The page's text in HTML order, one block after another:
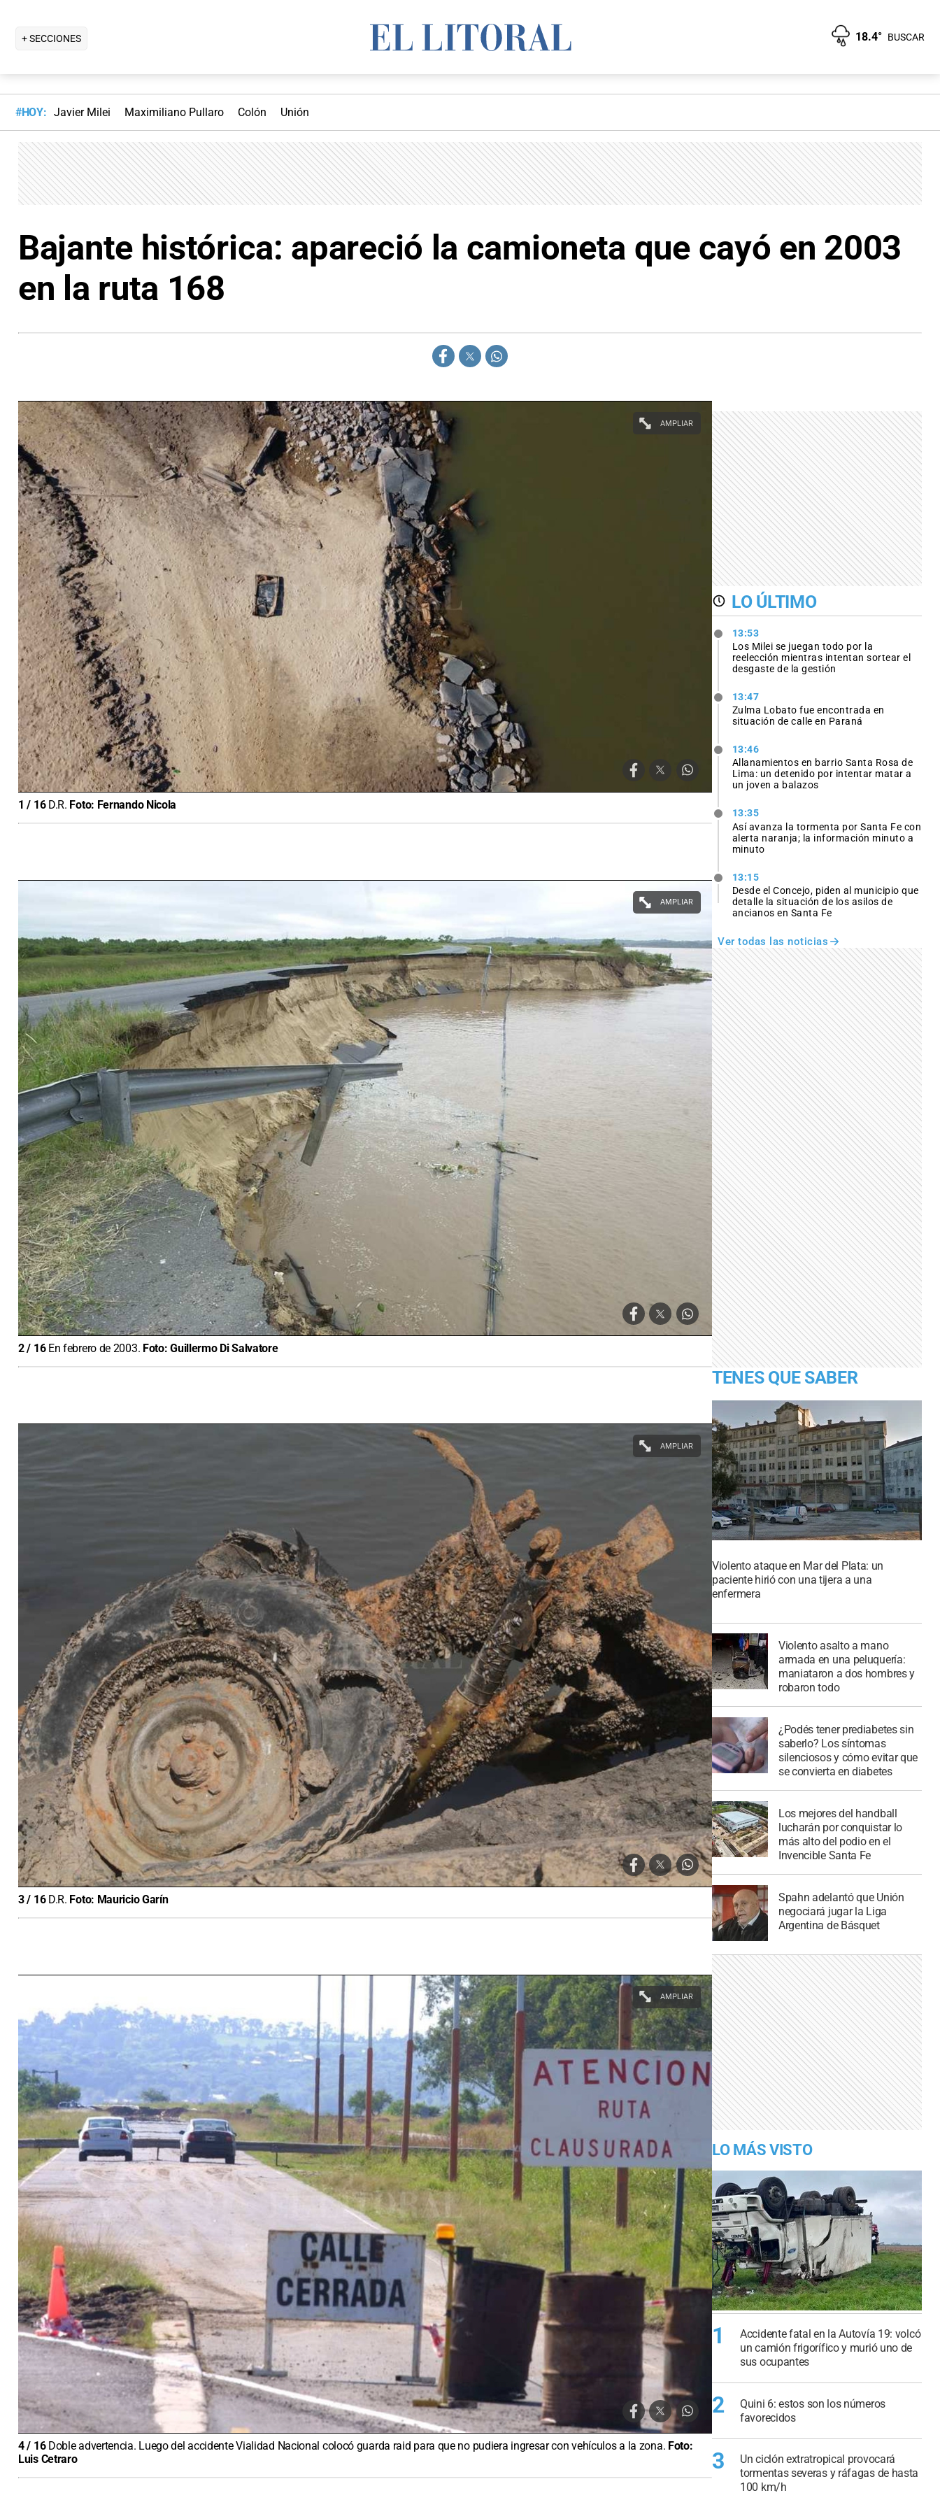
+ SECCIONES 18.4° BUSCAR
#HOY: Javier Milei Maximiliano Pullaro Colón Unión
Bajante histórica: apareció la camioneta que cayó en 2003
en la ruta 168
AMPLIAR
1 / 16 D.R. Foto: Fernando Nicola
AMPLIAR
2/ 16 En febrero de 2003. Foto:Guillermo Di Salvatore
AMPLIAR
3/ 16 D.R. Foto: Mauricio Garín
AMPLIAR
4/ 16 Doble advertencia. Luego del accidente Vialidad Nacional colocó guarda raid para que no pudiera ingresar con vehículos a la zona. Foto:
Luis Cetraro
LO ÚLTIMO
13:53
Los Milei se juegan todo por la
reelección mientras intentan sortear el
desgaste de la gestión
13:47
Zulma Lobato fue encontrada en
situación de calle en Paraná
13:46
Allanamientos en barrio Santa Rosa de
Lima: un detenido por intentar matar a
un joven a balazos
13:35
Así avanza la tormenta por Santa Fe con
alerta naranja; la información minuto a
minuto
13:15
Desde el Concejo, piden al municipio que
detalle la situación de los asilos de
ancianos en Santa Fe
Ver todas las noticias
TENES QUE SABER
Violento ataque en Mar del Plata: un
paciente hirió con una tijera a una
enfermera
Violento asalto a mano
armada en una peluquería:
maniataron a dos hombres y
robaron todo
¿Podés tener prediabetes sin
saberlo? Los síntomas
silenciosos y cómo evitar que
se convierta en diabetes
Los mejores del handball
lucharán por conquistar lo
más alto del podio en el
Invencible Santa Fe
Spahn adelantó que Unión
negociará jugar la Liga
Argentina de Básquet
LO MÁS VISTO
1
Accidente fatal en la Autovía 19: volcó
un camión frigorífico y murió uno de
sus ocupantes
2
Quini 6: estos son los números
favorecidos
3
Un ciclón extratropical provocará
tormentas severas y ráfagas de hasta
100 km/h